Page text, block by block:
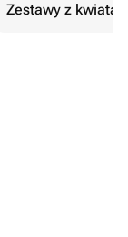
Zestawy z